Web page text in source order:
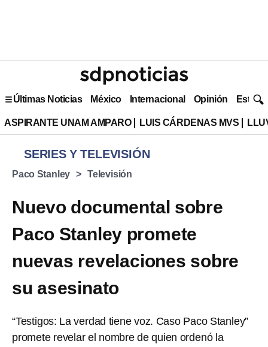
Últimas Noticias México Internacional Opinión Estilo
ASPIRANTE UNAM AMPARO LUIS CÁRDENAS MVS
SERIES Y TELEVISIÓN
Paco Stanley Televisión
Nuevo documental sobre
Paco Stanley promete
nuevas revelaciones sobre
su asesinato
“Testigos: La verdad tiene voz. Caso Paco Stanley”
promete revelar el nombre de quien ordenó la